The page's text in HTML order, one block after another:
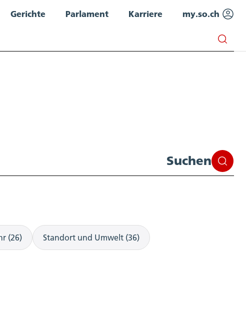
Gerichte Parlament Karriere my.so.ch
Suchen
(26) Standort und Umwelt (36)